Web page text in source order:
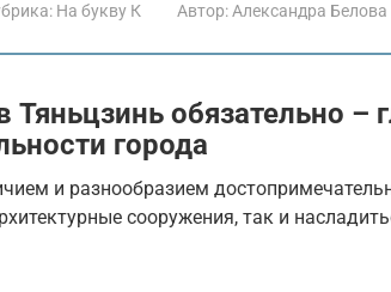
На букву К Автор: Александра Белова
Тяньцзинь обязательно –
города
и разнообразием
сооружения, так и